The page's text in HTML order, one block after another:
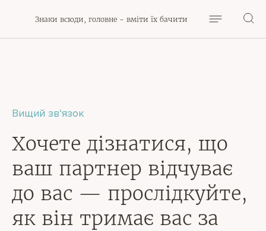
Знаки всюди, головне - вміти їх бачити
Вищий зв‘язок
Хочете дізнатися, що
ваш партнер відчуває
до вас — прослідкуйте,
як він тримає вас за